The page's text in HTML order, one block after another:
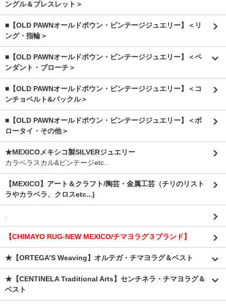
ングル＆ブレスレット＞
■【OLD PAWNオールドポウン・ビンテージジュエリー】＜リ
ング・指輪＞
■【OLD PAWNオールドポウン・ビンテージジュエリー】＜ペ
ンダント・ブローチ＞
■【OLD PAWNオールドポウン・ビンテージジュエリー】＜コ
ンチョベルト&バックル＞
■【OLD PAWNオールドポウン・ビンテージジュエリー】＜ボ
ロータイ・その他＞
★MEXICOメキシコ製SILVERジュエリー
カラベラスカル&ビンテージetc..
【MEXICO】アート＆クラフト/陶芸・金属工芸（チリのリスト
ラやカラベラ、クロスetc...)
【CHIMAYO RUG-NEW MEXICO/チマヨラグ３ブランド】
★【ORTEGA’S Weaving】オルテガ・チマヨラグ＆ベスト
★【CENTINELA Traditional Arts】センチネラ・チマヨラグ＆
ベスト